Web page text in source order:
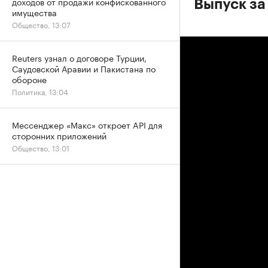
Выпуск
имущества
Общество, 13:07
Reuters узнал о договоре Турции,
Саудовской Аравии и Пакистана по
обороне
Политика, 13:04
Мессенджер «Макс» откроет API для
сторонних приложений
Общество, 13:01